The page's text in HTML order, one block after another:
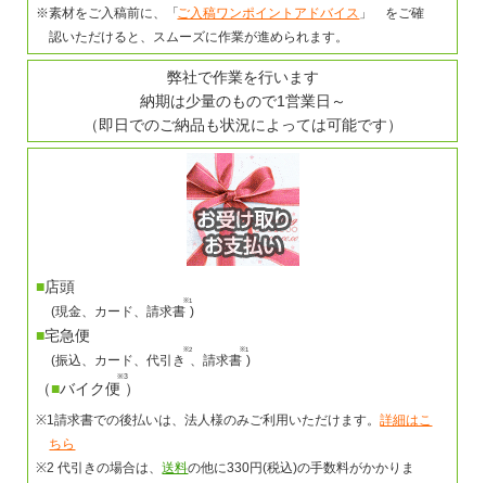
※素材をご入稿前に、「ご入稿ワンポイントアドバイス 」 をご確
認いただけると、スムーズに作業が進められます。
弊社で作業を行います
納期は少量のもので1営業日～
（即日でのご納品も状況によっては可能です）
■店頭
(現金、カード、請求書
※1
)
■宅急便
(振込、カード、代引き
※2
、請求書
※1
)
（■バイク便
※3
）
※1請求書での後払いは、法人様のみご利用いただけます。詳細はこ
ちら
※2 代引きの場合は、送料の他に330円(税込)の手数料がかかりま